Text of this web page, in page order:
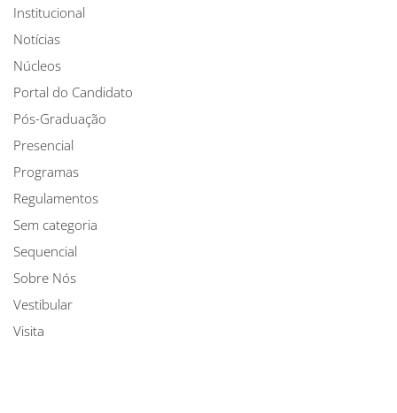
Institucional
Notícias
Núcleos
Portal do Candidato
Pós-Graduação
Presencial
Programas
Regulamentos
Sem categoria
Sequencial
Sobre Nós
Vestibular
Visita